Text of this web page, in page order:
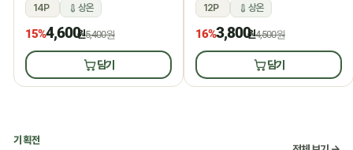
14P 상온
15%4,600원5,400원
담기
12P 상온
16%3,800원4,500원
담기
기획전